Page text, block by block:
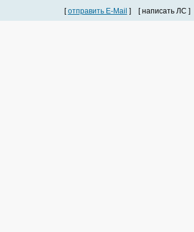
[отправить E-Mail ] [ написать ЛС ]